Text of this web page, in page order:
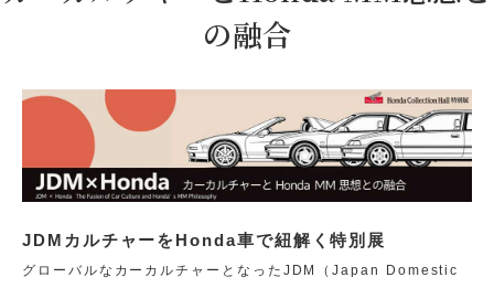
の融合
JDMカルチャーをHonda車で紐解く特別展
グローバルなカーカルチャーとなったJDM（Japan Domestic